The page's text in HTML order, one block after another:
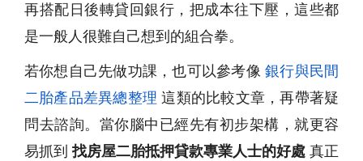
再搭配日後轉貸回銀行，把成本往下壓，這些都
是一般人很難自己想到的組合拳。
若你想自己先做功課，也可以參考像銀行與民間
二胎產品差異總整理 這類的比較文章，再帶著疑
問去諮詢。當你腦中已經先有初步架構，就更容
易抓到找房屋二胎抵押貸款專業人士的好處 真正